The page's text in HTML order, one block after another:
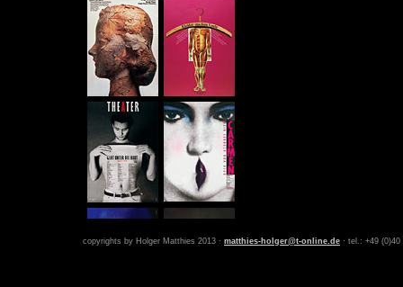
copyrights by Holger Matthies 2013 · matthies-holger@t-online.de · tel.: +49